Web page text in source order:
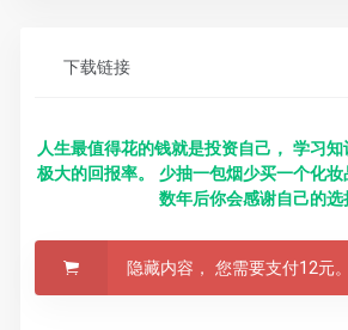
下载链接
人生最值得花的钱就是投资自己， 学习
极大的回报率。 少抽一包烟少买一个化妆
数年后你会感谢自己的选
隐藏内容， 您需要支付12元。